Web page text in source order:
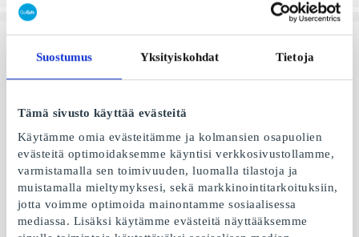
Suostumus Yksityiskohdat Tietoja
Tämä sivusto käyttää evästeitä
Käytämme omia evästeitämme ja kolmansien osapuolien
evästeitä optimoidaksemme käyntisi verkkosivustollamme,
varmistamalla sen toimivuuden, luomalla tilastoja ja
muistamalla mieltymyksesi, sekä markkinointitarkoituksiin,
jotta voimme optimoida mainontamme sosiaalisessa
mediassa. Lisäksi käytämme evästeitä näyttääksemme